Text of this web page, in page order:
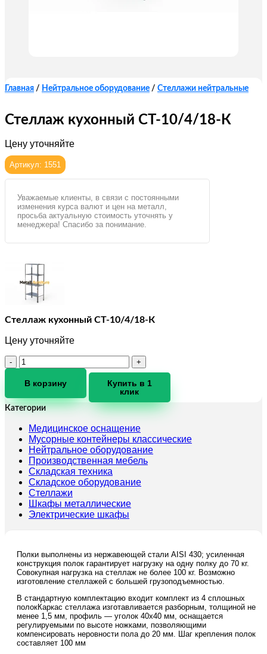
Главная / Нейтральное оборудование / Стеллажи нейтральные
Стеллаж кухонный СТ-10/4/18-К
Цену уточняйте
Артикул: 1551
Уважаемые клиенты, в связи с постоянными
изменения курса валют и цен на металл,
просьба актуальную стоимость уточнять у
менеджера! Спасибо за понимание.
Стеллаж кухонный СТ-10/4/18-К
Цену уточняйте
Количество
товара
Стеллаж
СТ-10/4/18-
К
В корзину
Купить в 1
клик
Категории
Медицинское оснащение
Мусорные контейнеры классические
Нейтральное оборудование
Производственная мебель
Складская техника
Складское оборудование
Стеллажи
Шкафы металлические
Электрические шкафы
Полки выполнены из нержавеющей стали AISI 430; усиленная
конструкция полок гарантирует нагрузку на одну полку до 70 кг.
Совокупная нагрузка на стеллаж не более 100 кг. Возможно
изготовление стеллажей с большей грузоподъемностью.
В стандартную комплектацию входит комплект из 4 сплошных
полокКаркас стеллажа изготавливается разборным, толщиной не
менее 1,5 мм, профиль — уголок 40х40 мм, оснащается
регулируемыми по высоте ножками, позволяющими
компенсировать неровности пола до 20 мм. Шаг крепления полок
составляет 100 мм